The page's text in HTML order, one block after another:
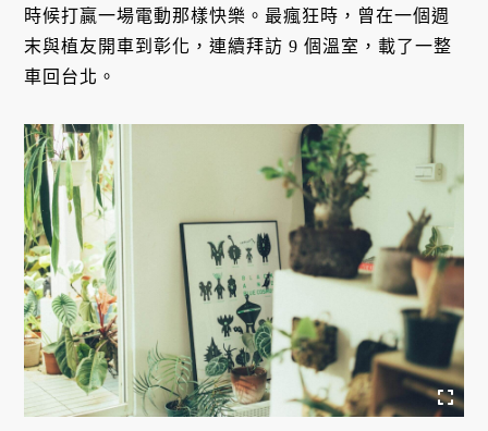
時候打贏一場電動那樣快樂。最瘋狂時，曾在一個週
末與植友開車到彰化，連續拜訪 9 個溫室，載了一整
車回台北。